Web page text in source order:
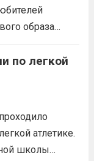
образа
мастером
для
по легкой
атлетике.
школы